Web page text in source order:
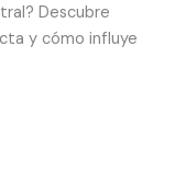
Descubre
y cómo influye